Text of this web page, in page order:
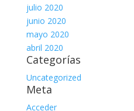
julio 2020
junio 2020
mayo 2020
abril 2020
Categorías
Uncategorized
Meta
Acceder